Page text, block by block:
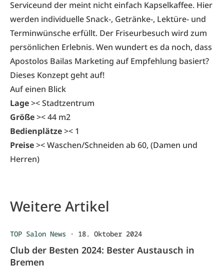
Serviceund der meint nicht einfach Kapselkaffee. Hier
werden individuelle Snack-, Getränke-, Lektüre- und
Terminwünsche erfüllt. Der Friseurbesuch wird zum
persönlichen Erlebnis. Wen wundert es da noch, dass
Apostolos Bailas Marketing auf Empfehlung basiert?
Dieses Konzept geht auf!
Auf einen Blick
Lage>< Stadtzentrum
Größe>< 44 m2
Bedienplätze>< 1
Preise>< Waschen/Schneiden ab 60, (Damen und
Herren)
Weitere Artikel
TOP Salon News · 18. Oktober 2024
Club der Besten 2024: Bester Austausch in
Bremen